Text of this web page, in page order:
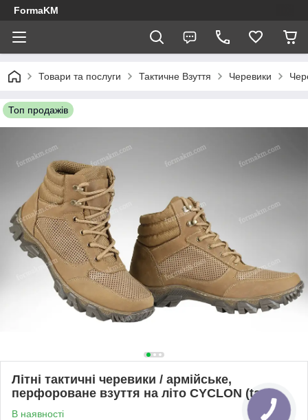
FormaKM
Товари та послуги Тактичне Взуття Черевики
Топ продажів
Літні тактичні черевики / армійське,
перфороване взуття на літо CYCLON (tan)
В наявності